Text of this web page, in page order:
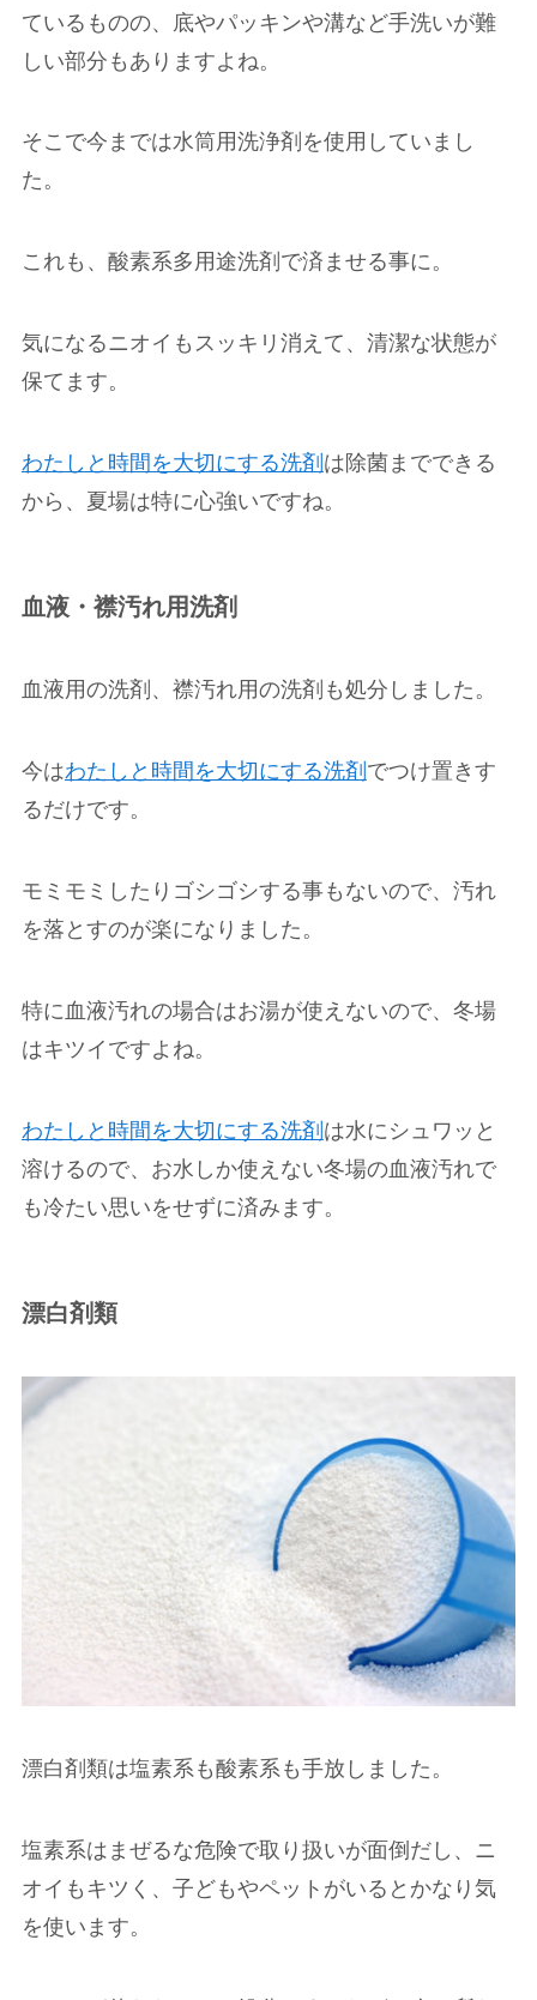
ているものの、底やパッキンや溝など手洗いが難
しい部分もありますよね。
そこで今までは水筒用洗浄剤を使用していまし
た。
これも、酸素系多用途洗剤で済ませる事に。
気になるニオイもスッキリ消えて、清潔な状態が
保てます。
わたしと時間を大切にする洗剤 は除菌までできる
から、夏場は特に心強いですね。
血液・襟汚れ用洗剤
血液用の洗剤、襟汚れ用の洗剤も処分しました。
今はわたしと時間を大切にする洗剤 でつけ置きす
るだけです。
モミモミしたりゴシゴシする事もないので、汚れ
を落とすのが楽になりました。
特に血液汚れの場合はお湯が使えないので、冬場
はキツイですよね。
わたしと時間を大切にする洗剤 は水にシュワッと
溶けるので、お水しか使えない冬場の血液汚れで
も冷たい思いをせずに済みます。
漂白剤類
漂白剤類は塩素系も酸素系も手放しました。
塩素系はまぜるな危険で取り扱いが面倒だし、ニ
オイもキツく、子どもやペットがいるとかなり気
を使います。